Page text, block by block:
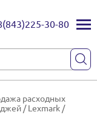
30-80
расходных
/Lexmark /